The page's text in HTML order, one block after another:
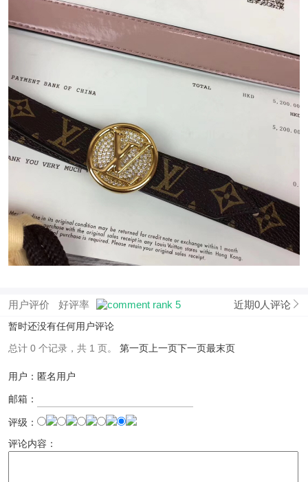
用户评价 好评率 近期0人评论
暂时还没有任何用户评论
总计 0 个记录，共 1 页。 第一页 上一页下一页最末页
用户：匿名用户
邮箱：
评级：
评论内容：